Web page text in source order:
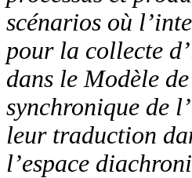
scénarios où
pour la collecte
dans le Modèle
synchronique de
leur traduction
l’espace